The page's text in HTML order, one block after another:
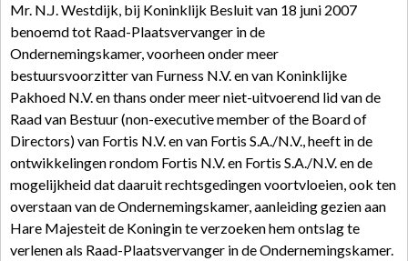
Mr. N.J. Westdijk, bij Koninklijk Besluit van 18 juni 2007
benoemd tot Raad-Plaatsvervanger in de
Ondernemingskamer, voorheen onder meer
bestuursvoorzitter van Furness N.V. en van Koninklijke
Pakhoed N.V. en thans onder meer niet-uitvoerend lid van de
Raad van Bestuur (non-executive member of the Board of
Directors) van Fortis N.V. en van Fortis S.A./N.V., heeft in de
ontwikkelingen rondom Fortis N.V. en Fortis S.A./N.V. en de
mogelijkheid dat daaruit rechtsgedingen voortvloeien, ook ten
overstaan van de Ondernemingskamer, aanleiding gezien aan
Hare Majesteit de Koningin te verzoeken hem ontslag te
verlenen als Raad-Plaatsvervanger in de Ondernemingskamer.